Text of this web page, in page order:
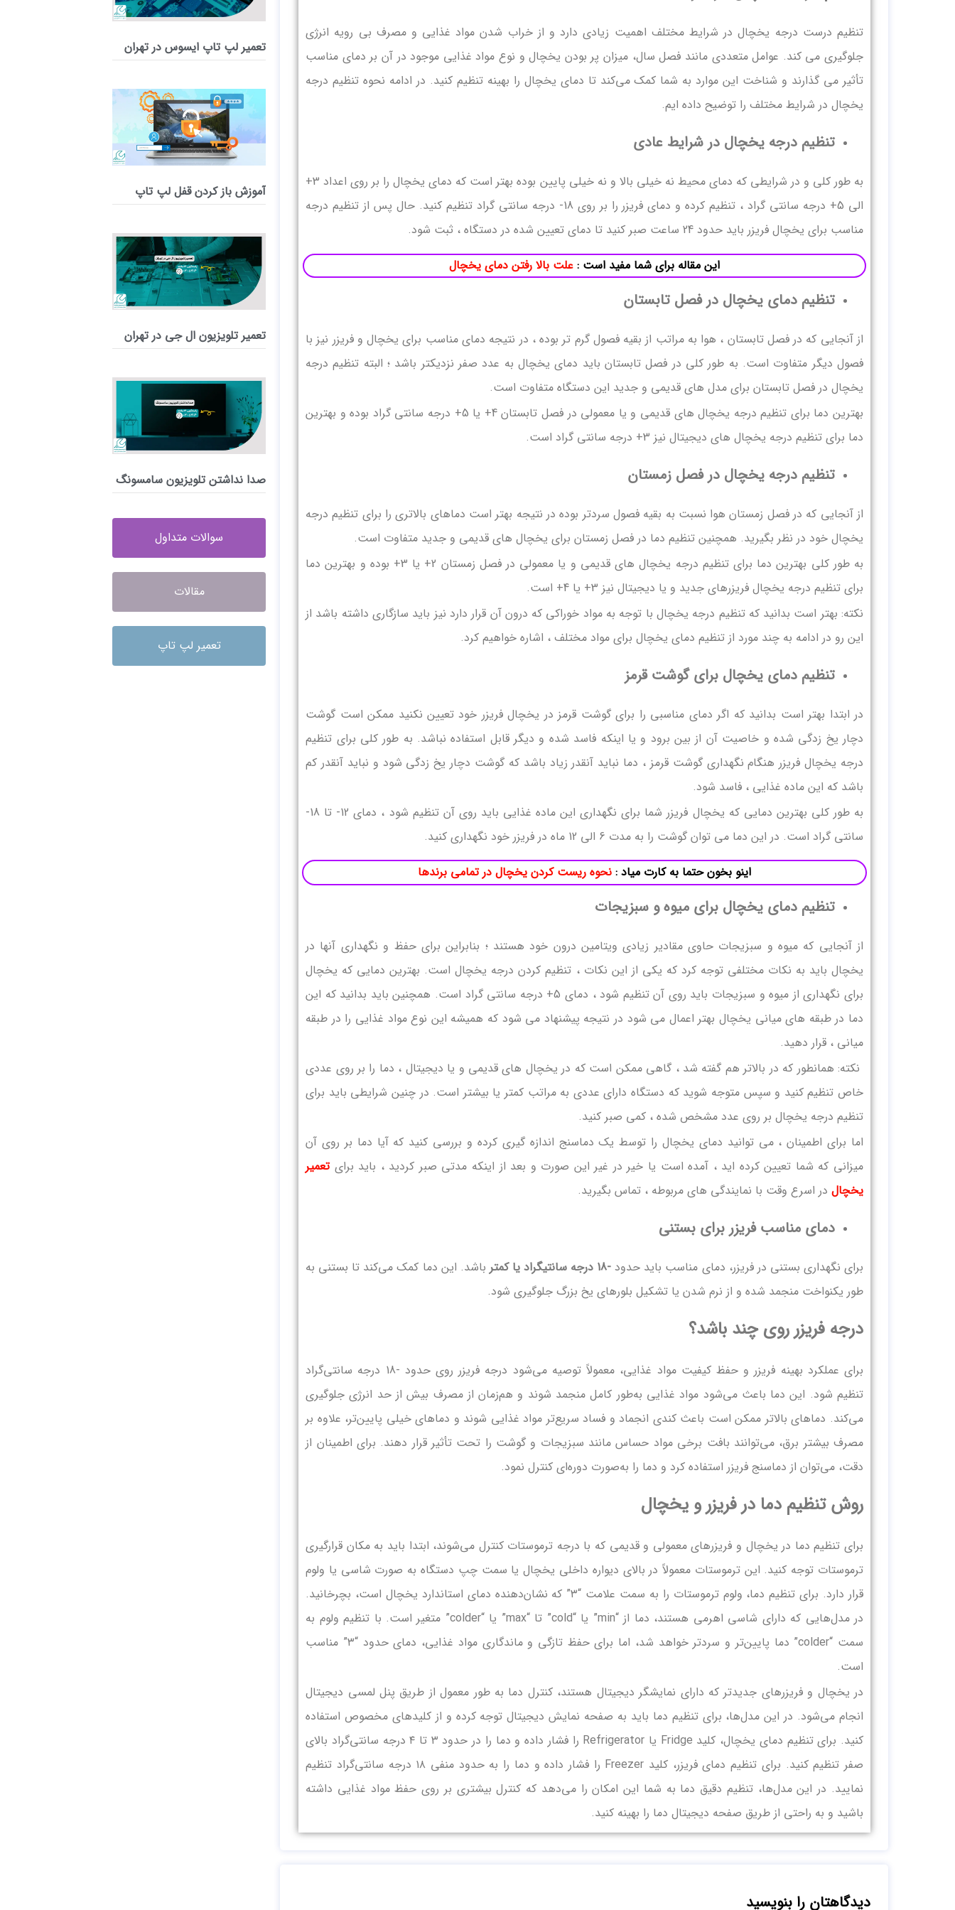
تنظیم درست درجه یخچال در شرایط مختلف اهمیت زیادی دارد و از خراب شدن مواد غذایی و مصرف بی ‌رویه انرژی
جلوگیری می کند. عوامل متعددی مانند فصل سال، میزان پر بودن یخچال و نوع مواد غذایی موجود در آن بر دمای مناسب
تأثیر می گذارند و شناخت این موارد به شما کمک می‌کند تا دمای یخچال را بهینه تنظیم کنید. در ادامه نحوه تنظیم درجه
یخچال در شرایط مختلف را توضیح داده ‌ایم.
تنظیم درجه یخچال در شرایط عادی
به طور کلی و در شرایطی که دمای محیط نه خیلی بالا و نه خیلی پایین بوده بهتر است که دمای یخچال را بر روی اعداد 3+
الی 5+ درجه سانتی گراد ، تنظیم کرده و دمای فریزر را بر روی 18- درجه سانتی گراد تنظیم کنید. حال پس از تنظیم درجه
مناسب برای یخچال فریزر باید حدود 24 ساعت صبر کنید تا دمای تعیین شده در دستگاه ، ثبت شود.
این مقاله برای شما مفید است : علت بالا رفتن دمای یخچال
تنظیم دمای یخچال در فصل تابستان
از آنجایی که در فصل تابستان ، هوا به مراتب از بقیه فصول گرم تر بوده ، در نتیجه دمای مناسب برای یخچال و فریزر نیز با
فصول دیگر متفاوت است. به طور کلی در فصل تابستان باید دمای یخچال به عدد صفر نزدیکتر باشد ؛ البته تنظیم درجه
یخچال در فصل تابستان برای مدل های قدیمی و جدید این دستگاه متفاوت است.
بهترین دما برای تنظیم درجه یخچال های قدیمی و یا معمولی در فصل تابستان 4+ یا 5+ درجه سانتی گراد بوده و بهترین
دما برای تنظیم درجه یخچال های دیجیتال نیز 3+ درجه سانتی گراد است.
تنظیم درجه یخچال در فصل زمستان
از آنجایی که در فصل زمستان هوا نسبت به بقیه فصول سردتر بوده در نتیجه بهتر است دماهای بالاتری را برای تنظیم درجه
یخچال خود در نظر بگیرید. همچنین تنظیم دما در فصل زمستان برای یخچال های قدیمی و جدید متفاوت است.
به طور کلی بهترین دما برای تنظیم درجه یخچال های قدیمی و یا معمولی در فصل زمستان 2+ یا 3+ بوده و بهترین دما
برای تنظیم درجه یخچال فریزرهای جدید و یا دیجیتال نیز 3+ یا 4+ است.
نکته: بهتر است بدانید که تنظیم درجه یخچال با توجه به مواد خوراکی که درون آن قرار دارد نیز باید سازگاری داشته باشد از
این رو در ادامه به چند مورد از تنظیم دمای یخچال برای مواد مختلف ، اشاره خواهیم کرد.
تنظیم دمای یخچال برای گوشت قرمز
در ابتدا بهتر است بدانید که اگر دمای مناسبی را برای گوشت قرمز در یخچال فریزر خود تعیین نکنید ممکن است گوشت
دچار یخ زدگی شده و خاصیت آن از بین برود و یا اینکه فاسد شده و دیگر قابل استفاده نباشد. به طور کلی برای تنظیم
درجه یخچال فریزر هنگام نگهداری گوشت قرمز ، دما نباید آنقدر زیاد باشد که گوشت دچار یخ زدگی شود و نباید آنقدر کم
باشد که این ماده غذایی ، فاسد شود.
به طور کلی بهترین دمایی که یخچال فریزر شما برای نگهداری این ماده غذایی باید روی آن تنظیم شود ، دمای 12- تا 18-
سانتی گراد است. در این دما می توان گوشت را به مدت 6 الی 12 ماه در فریزر خود نگهداری کنید.
اینو بخون حتما به کارت میاد : نحوه ریست کردن یخچال در تمامی برندها
تنظیم دمای یخچال برای میوه و سبزیجات
از آنجایی که میوه و سبزیجات حاوی مقادیر زیادی ویتامین درون خود هستند ؛ بنابراین برای حفظ و نگهداری آنها در
یخچال باید به نکات مختلفی توجه کرد که یکی از این نکات ، تنظیم کردن درجه یخچال است. بهترین دمایی که یخچال
برای نگهداری از میوه و سبزیجات باید روی آن تنظیم شود ، دمای 5+ درجه سانتی گراد است. همچنین باید بدانید که این
دما در طبقه های میانی یخچال بهتر اعمال می شود در نتیجه پیشنهاد می شود که همیشه این نوع مواد غذایی را در طبقه
میانی ، قرار دهید.
نکته: همانطور که در بالاتر هم گفته شد ، گاهی ممکن است که در یخچال های قدیمی و یا دیجیتال ، دما را بر روی عددی
خاص تنظیم کنید و سپس متوجه شوید که دستگاه دارای عددی به مراتب کمتر یا بیشتر است. در چنین شرایطی باید برای
تنظیم درجه یخچال بر روی عدد مشخص شده ، کمی صبر کنید.
اما برای اطمینان ، می توانید دمای یخچال را توسط یک دماسنج اندازه گیری کرده و بررسی کنید که آیا دما بر روی آن
میزانی که شما تعیین کرده اید ، آمده است یا خیر در غیر این صورت و بعد از اینکه مدتی صبر کردید ، باید برایتعمیر
یخچال در اسرع وقت با نمایندگی های مربوطه ، تماس بگیرید.
دمای مناسب فریزر برای بستنی
برای نگهداری بستنی در فریزر، دمای مناسب باید حدود -18 درجه سانتیگراد یا کمتر
باشد. این دما کمک می‌کند تا بستنی به
طور یکنواخت منجمد شده و از نرم شدن یا تشکیل بلورهای یخ بزرگ جلوگیری شود.
درجه فریزر روی چند باشد؟
برای عملکرد بهینه فریزر و حفظ کیفیت مواد غذایی، معمولاً توصیه می‌شود درجه فریزر روی حدود -18 درجه سانتی‌گراد
تنظیم شود. این دما باعث می‌شود مواد غذایی به‌طور کامل منجمد شوند و هم‌زمان از مصرف بیش از حد انرژی جلوگیری
می‌کند. دماهای بالاتر ممکن است باعث کندی انجماد و فساد سریع‌تر مواد غذایی شوند و دماهای خیلی پایین‌تر، علاوه بر
مصرف بیشتر برق، می‌توانند بافت برخی مواد حساس مانند سبزیجات و گوشت را تحت تأثیر قرار دهند. برای اطمینان از
دقت، می‌توان از دماسنج فریزر استفاده کرد و دما را به‌صورت دوره‌ای کنترل نمود.
روش تنظیم دما در فریزر و یخچال
برای تنظیم دما در یخچال و فریزرهای معمولی و قدیمی که با درجه ترموستات کنترل می‌شوند، ابتدا باید به مکان قرارگیری
ترموستات توجه کنید. این ترموستات معمولاً در بالای دیواره داخلی یخچال یا سمت چپ دستگاه به صورت شاسی یا ولوم
قرار دارد. برای تنظیم دما، ولوم ترموستات را به سمت علامت “۳” که نشان‌دهنده دمای استاندارد یخچال است، بچرخانید.
در مدل‌هایی که دارای شاسی اهرمی هستند، دما از “min” یا “cold” تا “max” یا “colder” متغیر است. با تنظیم ولوم به
سمت “colder” دما پایین‌تر و سردتر خواهد شد، اما برای حفظ تازگی و ماندگاری مواد غذایی، دمای حدود “۳” مناسب
است.
در یخچال و فریزرهای جدیدتر که دارای نمایشگر دیجیتال هستند، کنترل دما به طور معمول از طریق پنل لمسی دیجیتال
انجام می‌شود. در این مدل‌ها، برای تنظیم دما باید به صفحه نمایش دیجیتال توجه کرده و از کلیدهای مخصوص استفاده
کنید. برای تنظیم دمای یخچال، کلید Fridge یا Refrigerator را فشار داده و دما را در حدود ۳ تا ۴ درجه سانتی‌گراد بالای
صفر تنظیم کنید. برای تنظیم دمای فریزر، کلید Freezer را فشار داده و دما را به حدود منفی ۱۸ درجه سانتی‌گراد تنظیم
نمایید. در این مدل‌ها، تنظیم دقیق دما به شما این امکان را می‌دهد که کنترل بیشتری بر روی حفظ مواد غذایی داشته
باشید و به راحتی از طریق صفحه دیجیتال دما را بهینه کنید.
دیدگاهتان را بنویسید
تعمیر لپ‌ تاپ ایسوس در تهران
آموزش باز کردن قفل لپ تاپ
تعمیر تلویزیون ال جی در تهران
صدا نداشتن تلویزیون سامسونگ
سوالات متداول
مقالات
تعمیر لپ تاپ